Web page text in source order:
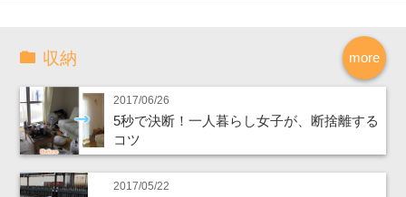
more
収納
2017/06/26
5秒で決断！一人暮らし女子が、断捨離する
コツ
2017/05/22